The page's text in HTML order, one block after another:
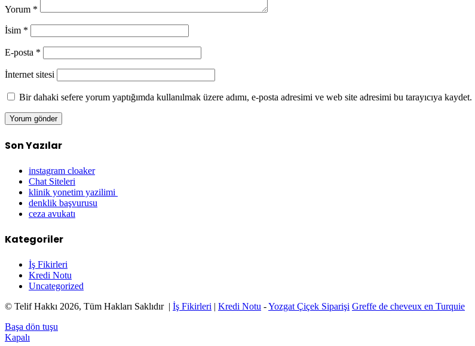
Yorum *
İsim *
E-posta *
İnternet sitesi
Bir dahaki sefere yorum yaptığımda kullanılmak üzere adımı, e-posta adresimi ve web site adresimi bu tarayıcıya kaydet.
Son Yazılar
instagram cloaker
Chat Siteleri
klinik yonetim yazilimi
denklik başvurusu
ceza avukatı
Kategoriler
İş Fikirleri
Kredi Notu
Uncategorized
© Telif Hakkı 2026, Tüm Hakları Saklıdır | İş Fikirleri | Kredi Notu -Yozgat Çiçek Siparişi Greffe de cheveux en Turquie
Başa dön tuşu
Kapalı